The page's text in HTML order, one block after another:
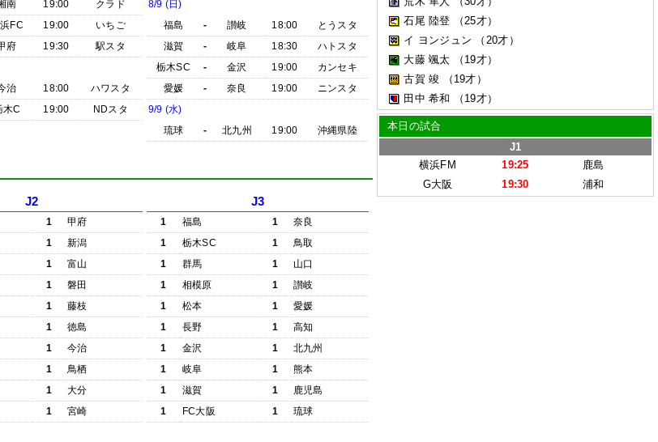
南 19:00
クラド
FC 19:00
いちご
府 19:30
駅スタ
治 18:00
ハワスタ
木C 19:00 NDスタ
8/9 (日)
福島
- 讃岐 18:00
とうスタ
滋賀
- 岐阜 18:30
ハトスタ
栃木SC
- 金沢 19:00
カンセキ
愛媛
- 奈良 19:00
ニンスタ
9/9 (水)
琉球
- 北九州 19:00 沖縄県陸
J2
1
甲府
1
新潟
1
富山
1
磐田
1
藤枝
1
徳島
1
今治
1
鳥栖
1
大分
1 宮崎
J3
1 福島 1
奈良
1
栃木SC 1
鳥取
1
群馬 1
山口
1
相模原 1
讃岐
1
松本 1
愛媛
1
長野 1
高知
1
金沢 1
北九州
1
岐阜 1
熊本
1
滋賀 1
鹿児島
1
FC大阪 1 琉球
石尾 陸登
（25才）
イ ヨンジュン
（20才）
大藤 颯太
（19才）
古賀 竣
（19才）
田中 希和
（19才）
本日の試合
J1
横浜FM
19:25
鹿島
G大阪
19:30 浦和